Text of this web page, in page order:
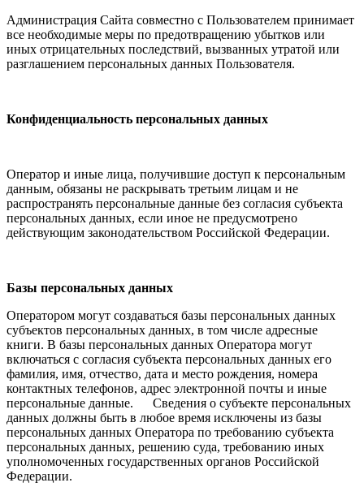
Администрация Сайта совместно с Пользователем принимает
все необходимые меры по предотвращению убытков или
иных отрицательных последствий, вызванных утратой или
разглашением персональных данных Пользователя.
Конфиденциальность персональных данных
Оператор и иные лица, получившие доступ к персональным
данным, обязаны не раскрывать третьим лицам и не
распространять персональные данные без согласия субъекта
персональных данных, если иное не предусмотрено
действующим законодательством Российской Федерации.
Базы персональных данных
Оператором могут создаваться базы персональных данных
субъектов персональных данных, в том числе адресные
книги. В базы персональных данных Оператора могут
включаться с согласия субъекта персональных данных его
фамилия, имя, отчество, дата и место рождения, номера
контактных телефонов, адрес электронной почты и иные
персональные данные. Сведения о субъекте персональных
данных должны быть в любое время исключены из базы
персональных данных Оператора по требованию субъекта
персональных данных, решению суда, требованию иных
уполномоченных государственных органов Российской
Федерации.